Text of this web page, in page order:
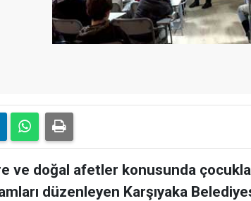
ve doğal afetler konusunda
düzenleyen Karşıyaka